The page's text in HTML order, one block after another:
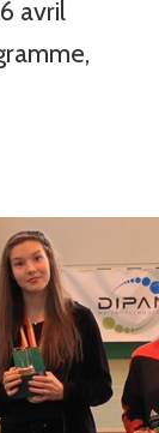
avril